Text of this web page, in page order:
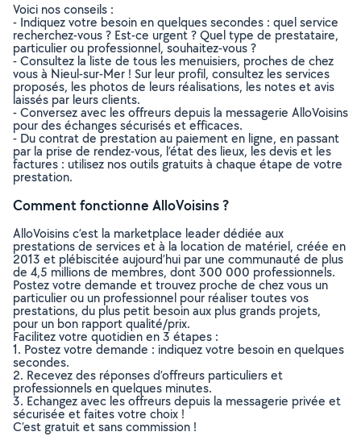
Voici nos conseils :
- Indiquez votre besoin en quelques secondes : quel service
recherchez-vous ? Est-ce urgent ? Quel type de prestataire,
particulier ou professionnel, souhaitez-vous ?
- Consultez la liste de tous les menuisiers, proches de chez
vous à Nieul-sur-Mer ! Sur leur profil, consultez les services
proposés, les photos de leurs réalisations, les notes et avis
laissés par leurs clients.
- Conversez avec les offreurs depuis la messagerie AlloVoisins
pour des échanges sécurisés et efficaces.
- Du contrat de prestation au paiement en ligne, en passant
par la prise de rendez-vous, l’état des lieux, les devis et les
factures : utilisez nos outils gratuits à chaque étape de votre
prestation.
Comment fonctionne AlloVoisins ?
AlloVoisins c’est la marketplace leader dédiée aux
prestations de services et à la location de matériel, créée en
2013 et plébiscitée aujourd’hui par une communauté de plus
de 4,5 millions de membres, dont 300 000 professionnels.
Postez votre demande et trouvez proche de chez vous un
particulier ou un professionnel pour réaliser toutes vos
prestations, du plus petit besoin aux plus grands projets,
pour un bon rapport qualité/prix.
Facilitez votre quotidien en 3 étapes :
1. Postez votre demande : indiquez votre besoin en quelques
secondes.
2. Recevez des réponses d’offreurs particuliers et
professionnels en quelques minutes.
3. Echangez avec les offreurs depuis la messagerie privée et
sécurisée et faites votre choix !
C’est gratuit et sans commission !